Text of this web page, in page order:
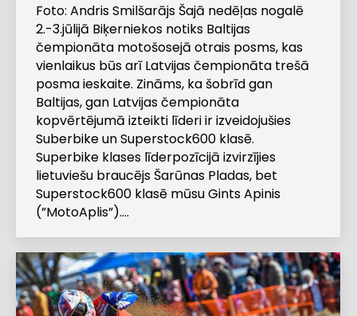
Foto: Andris Smilšarājs Šajā nedēļas nogalē
2.-3.jūlijā Biķerniekos notiks Baltijas
čempionāta motošosejā otrais posms, kas
vienlaikus būs arī Latvijas čempionāta trešā
posma ieskaite. Zināms, ka šobrīd gan
Baltijas, gan Latvijas čempionāta
kopvērtējumā izteikti līderi ir izveidojušies
Suberbike un Superstock600 klasē.
Superbike klases līderpozīcijā izvirzījies
lietuviešu braucējs Šarūnas Pladas, bet
Superstock600 klasē mūsu Gints Apinis
(”MotoAplis”).…